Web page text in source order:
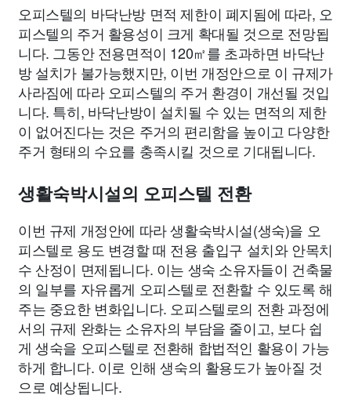
오피스텔의 바닥난방 면적 제한이 폐지됨에 따라, 오
피스텔의 주거 활용성이 크게 확대될 것으로 전망됩
니다. 그동안 전용면적이 120㎡를 초과하면 바닥난
방 설치가 불가능했지만, 이번 개정안으로 이 규제가
사라짐에 따라 오피스텔의 주거 환경이 개선될 것입
니다. 특히, 바닥난방이 설치될 수 있는 면적의 제한
이 없어진다는 것은 주거의 편리함을 높이고 다양한
주거 형태의 수요를 충족시킬 것으로 기대됩니다.
생활숙박시설의 오피스텔 전환
이번 규제 개정안에 따라 생활숙박시설(생숙)을 오
피스텔로 용도 변경할 때 전용 출입구 설치와 안목치
수 산정이 면제됩니다. 이는 생숙 소유자들이 건축물
의 일부를 자유롭게 오피스텔로 전환할 수 있도록 해
주는 중요한 변화입니다. 오피스텔로의 전환 과정에
서의 규제 완화는 소유자의 부담을 줄이고, 보다 쉽
게 생숙을 오피스텔로 전환해 합법적인 활용이 가능
하게 합니다. 이로 인해 생숙의 활용도가 높아질 것
으로 예상됩니다.